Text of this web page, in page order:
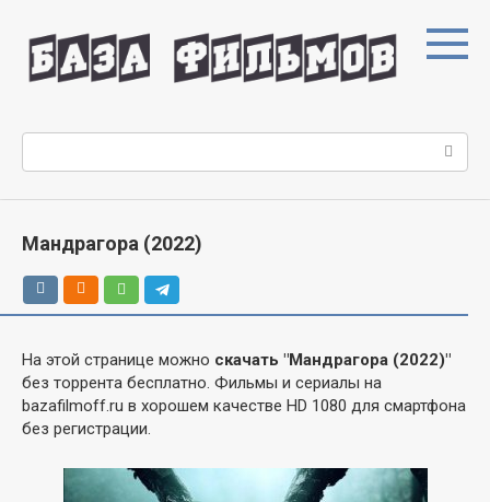
контенту
Мандрагора (2022)
На этой странице можно скачать "Мандрагора (2022)"
без торрента бесплатно. Фильмы и сериалы на
bazafilmoff.ru в хорошем качестве HD 1080 для смартфона
без регистрации.